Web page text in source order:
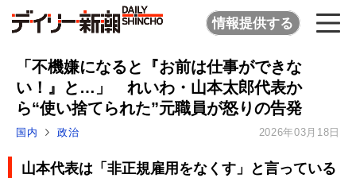
情報提供する
「不機嫌になると『お前は仕事ができな
い！』と…」 れいわ・山本太郎代表か
ら“使い捨てられた”元職員が怒りの告発
国内 政治 2026年03月18日
山本代表は「非正規雇用をなくす」と言っている